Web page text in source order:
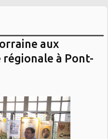
aux
à Pont-